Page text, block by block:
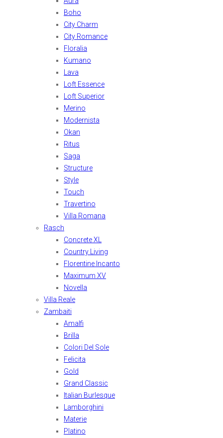
Boho
City Charm
City Romance
Floralia
Kumano
Lava
Loft Essence
Loft Superior
Merino
Modernista
Okan
Ritus
Saga
Structure
Style
Touch
Travertino
Villa Romana
Rasch
Concrete XL
Country Living
Florentine Incanto
Maximum XV
Novella
Villa Reale
Zambaiti
Amalfi
Brilla
Colori Del Sole
Felicita
Gold
Grand Classic
Italian Burlesque
Lamborghini
Materie
Platino